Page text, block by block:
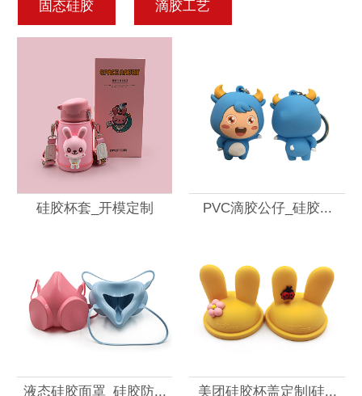
固态硅胶 滴胶工艺
硅胶杯套_开模定制 PVC滴胶公仔_硅胶...
液态硅胶面罩_硅胶防... 美团硅胶杯盖定制|硅...